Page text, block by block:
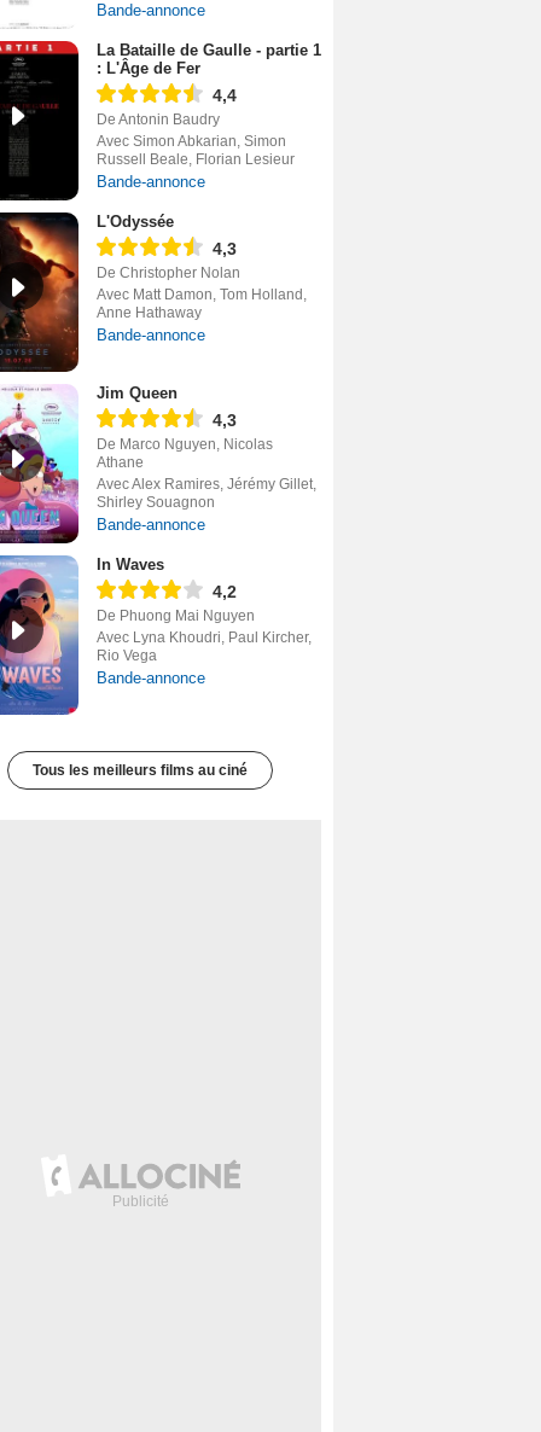
Bande-annonce
La Bataille de Gaulle - partie 1
: L'Âge de Fer
4,4
De Antonin Baudry
Avec Simon Abkarian, Simon
Russell Beale, Florian Lesieur
Bande-annonce
L'Odyssée
4,3
De Christopher Nolan
Avec Matt Damon, Tom Holland,
Anne Hathaway
Bande-annonce
Jim Queen
4,3
De Marco Nguyen, Nicolas
Athane
Avec Alex Ramires, Jérémy Gillet,
Shirley Souagnon
Bande-annonce
In Waves
4,2
De Phuong Mai Nguyen
Avec Lyna Khoudri, Paul Kircher,
Rio Vega
Bande-annonce
Tous les meilleurs films au ciné